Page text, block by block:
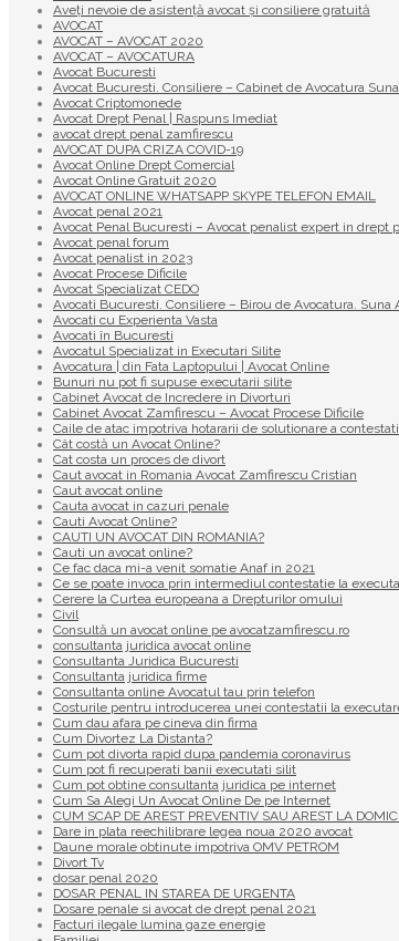
Aveţi nevoie de asistenţă avocat şi consiliere gratuită
AVOCAT
AVOCAT – AVOCAT 2020
AVOCAT – AVOCATURA
Avocat Bucuresti
Avocat Bucuresti. Consiliere – Cabinet de Avocatura
Avocat Criptomonede
Avocat Drept Penal | Raspuns Imediat
avocat drept penal zamfirescu
AVOCAT DUPA CRIZA COVID-19
Avocat Online Drept Comercial
Avocat Online Gratuit 2020
AVOCAT ONLINE WHATSAPP SKYPE TELEFON EMAIL
Avocat penal 2021
Avocat Penal Bucuresti – Avocat penalist expert in drept
Avocat penal forum
Avocat penalist in 2023
Avocat Procese Dificile
Avocat Specializat CEDO
Avocati Bucuresti. Consiliere – Birou de Avocatura. Suna
Avocati cu Experienta Vasta
Avocati în Bucuresti
Avocatul Specializat in Executari Silite
Avocatura | din Fata Laptopului | Avocat Online
Bunuri nu pot fi supuse executarii silite
Cabinet Avocat de Incredere in Divorturi
Cabinet Avocat Zamfirescu – Avocat Procese Dificile
Caile de atac impotriva hotararii de solutionare a
Cât costă un Avocat Online?
Cat costa un proces de divort
Caut avocat in Romania Avocat Zamfirescu Cristian
Caut avocat online
Cauta avocat in cazuri penale
Cauti Avocat Online?
CAUTI UN AVOCAT DIN ROMANIA?
Cauti un avocat online?
Ce fac daca mi-a venit somatie Anaf in 2021
Ce se poate invoca prin intermediul contestatie la
Cerere la Curtea europeana a Drepturilor omului
Civil
Consultă un avocat online pe avocatzamfirescu.ro
consultanta juridica avocat online
Consultanta Juridica Bucuresti
Consultanta juridica firme
Consultanta online Avocatul tau prin telefon
Costurile pentru introducerea unei contestatii la
Cum dau afara pe cineva din firma
Cum Divortez La Distanta?
Cum pot divorta rapid dupa pandemia coronavirus
Cum pot fi recuperati banii executati silit
Cum pot obtine consultanta juridica pe internet
Cum Sa Alegi Un Avocat Online De pe Internet
CUM SCAP DE AREST PREVENTIV SAU AREST LA
Dare in plata reechilibrare legea noua 2020 avocat
Daune morale obtinute impotriva OMV PETROM
Divort Tv
dosar penal 2020
DOSAR PENAL IN STAREA DE URGENTA
Dosare penale si avocat de drept penal 2021
Facturi ilegale lumina gaze energie